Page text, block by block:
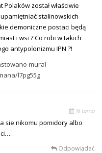
został właściwie
stalinowskich
demoniczne postaci będą
i wsi ? Co robi w takich
antypolonizmu IPN ?!
mural-
l7pg55g
% temu
sie nikomu pomidory albo
Odpowiadać